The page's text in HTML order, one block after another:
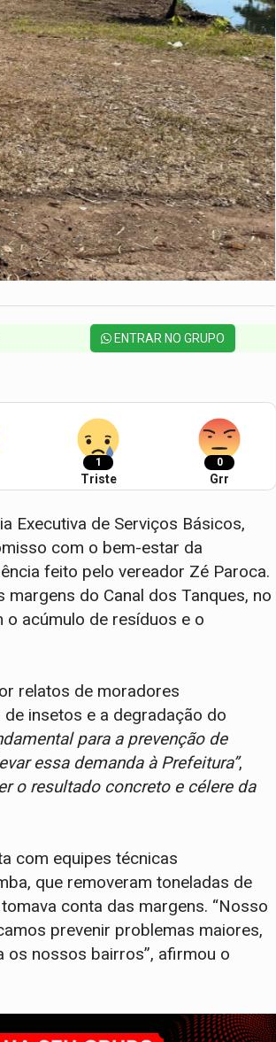
ENTRAR NO GRUPO
1
Triste
0
Grr
Executiva de Serviços Básicos,
com o bem-estar da
feito pelo vereador Zé Paroca.
do Canal dos Tanques, no
acúmulo de resíduos e o
relatos de moradores
insetos e a degradação do
para a prevenção de
essa demanda à Prefeitura”,
o resultado concreto e célere da
com equipes técnicas
que removeram toneladas de
conta das margens. “Nosso
prevenir problemas maiores,
os nossos bairros”, afirmou o